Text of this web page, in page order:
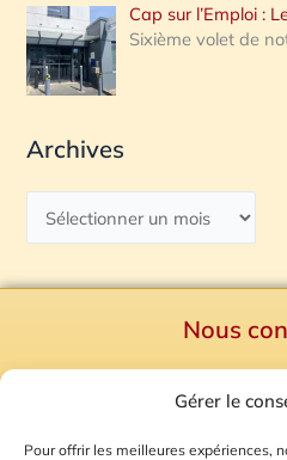
Gérer le
Pour offrir les meilleures expériences,
Cap sur l’Emploi :
Sixième volet de
Archives
Nous
Mentions Légales